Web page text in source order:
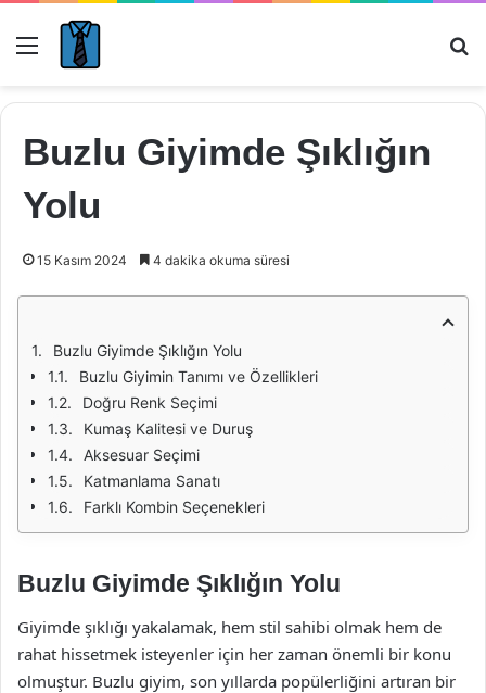
Menü
Buzlu Giyimde Şıklığın
Yolu
15 Kasım 2024 4 dakika okuma süresi
Buzlu Giyimde Şıklığın Yolu
Buzlu Giyimin Tanımı ve Özellikleri
Doğru Renk Seçimi
Kumaş Kalitesi ve Duruş
Aksesuar Seçimi
Katmanlama Sanatı
Farklı Kombin Seçenekleri
Buzlu Giyimde Şıklığın Yolu
Giyimde şıklığı yakalamak, hem stil sahibi olmak hem de
rahat hissetmek isteyenler için her zaman önemli bir konu
olmuştur. Buzlu giyim, son yıllarda popülerliğini artıran bir